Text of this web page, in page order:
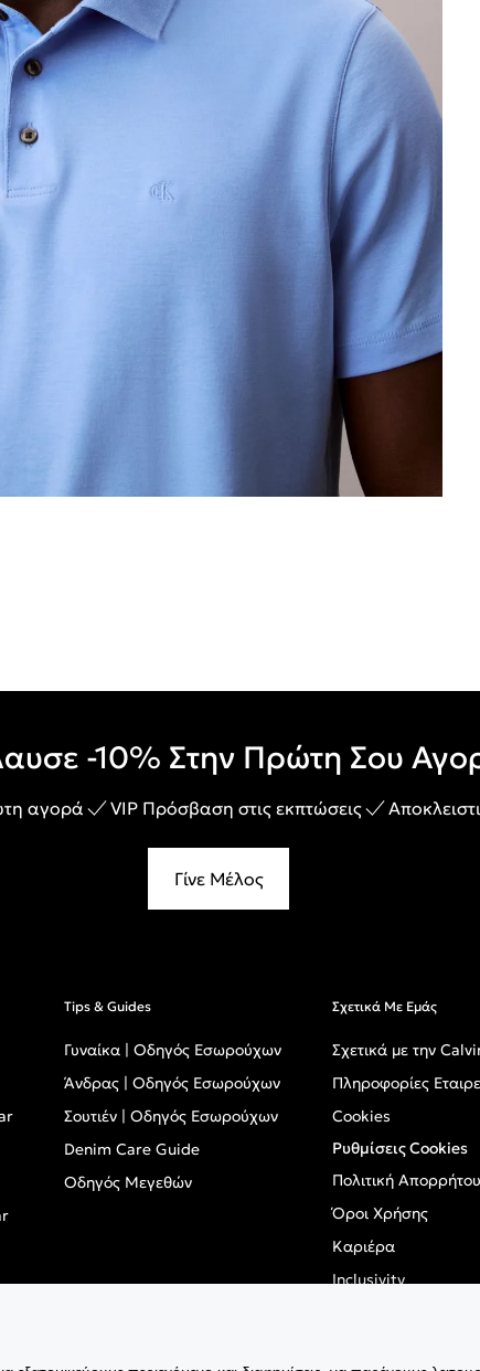
-10% Στην Πρώτη Σου
αγορά VIP Πρόσβαση στις εκπτώσεις
Γίνε Μέλος
Tips & Guides
Γυναίκα | Οδηγός Εσωρούχων
Άνδρας | Οδηγός Εσωρούχων
Σουτιέν | Οδηγός Εσωρούχων
Denim Care Guide
Οδηγός Μεγεθών
Σχετικά Με Εμάς
Σχετικά με την
Πληροφορίες
Cookies
Ρυθμίσεις Cookies
Πολιτική Απορρήτου
Όροι Χρήσης
Καριέρα
Inclusivity